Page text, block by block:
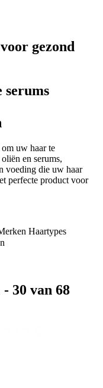
gezond
serums
uw haar te
en serums,
voeding die uw haar
perfecte product voor
Haartypes
30 van 68